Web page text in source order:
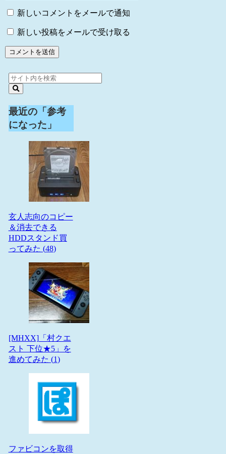
新しいコメントをメールで通知
新しい投稿をメールで受け取る
最近の「参考
になった」
玄人志向のコピー
＆消去できる
HDDスタンド買
ってみた (48)
[MHXX]「村クエ
スト 下位★5」を
進めてみた (1)
ファビコンを取得